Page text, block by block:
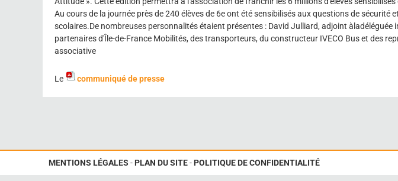
Au cours de la journée près de 240 élèves de 6e ont été sensibilisés aux questions de sécurité
scolaires.De nombreuses personnalités étaient présentes : David Julliard, adjoint àladéléguée
partenaires d'Île-de-France Mobilités, des transporteurs, du constructeur IVECO Bus et des
associative
Le communiqué de presse
MENTIONS LÉGALES - PLAN DU SITE- POLITIQUE DE CONFIDENTIALITÉ